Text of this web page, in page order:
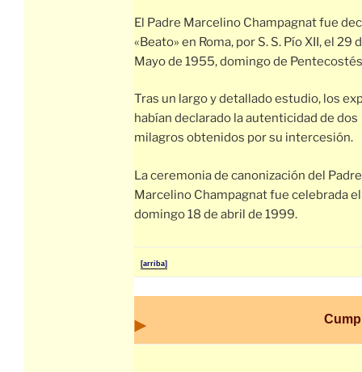
El Padre Marcelino Champagnat fue
«Beato» en Roma, por S. S. Pío XII, el 29
Mayo de 1955, domingo de
Tras un largo y detallado estudio, los
habían declarado la autenticidad de dos
milagros obtenidos por su intercesión.
La ceremonia de canonización del Padre
Marcelino Champagnat fue celebrada el
domingo 18 de abril de 1999.
[arriba]